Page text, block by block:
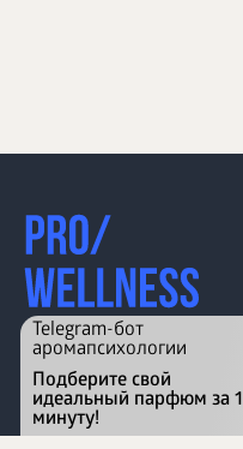
Перейти на сайт
Telegram-бот
аромапсихологии
Подберите свой
идеальный парфюм за 1
минуту!